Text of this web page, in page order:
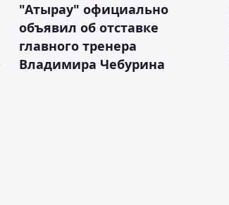
"Атырау" официально
объявил об отставке
главного тренера
Владимира Чебурина